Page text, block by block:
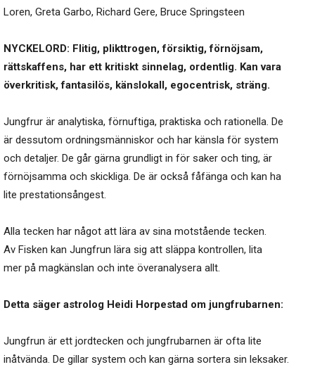
Loren, Greta Garbo, Richard Gere, Bruce Springsteen
NYCKELORD: Flitig, plikttrogen, försiktig, förnöjsam,
rättskaffens, har ett kritiskt sinnelag, ordentlig. Kan vara
överkritisk, fantasilös, känslokall, egocentrisk, sträng.
Jungfrur är analytiska, förnuftiga, praktiska och rationella. De
är dessutom ordningsmänniskor och har känsla för system
och detaljer. De går gärna grundligt in för saker och ting, är
förnöjsamma och skickliga. De är också fåfänga och kan ha
lite prestationsångest.
Alla tecken har något att lära av sina motstående tecken.
Av Fisken kan Jungfrun lära sig att släppa kontrollen, lita
mer på magkänslan och inte överanalysera allt.
Detta säger astrolog Heidi Horpestad om jungfrubarnen:
Jungfrun är ett jordtecken och jungfrubarnen är ofta lite
inåtvända. De gillar system och kan gärna sortera sin leksaker.